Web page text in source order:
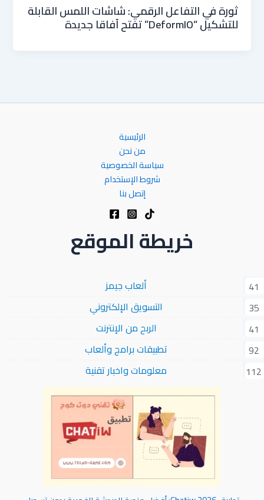
ثورة في التفاعل الرقمي: شاشات اللمس القابلة
للتشكيل “DeformIO” تفتح آفاقا جديدة
الرئيسية
من نحن
سياسة الخصوصية
شروط الإستخدام
إتصل بنا
خريطة الموقع
ألعاب جيمز
41
التسويق الإلكتروني
35
الربح من الإنترنت
41
تطبيقات برامج وألعاب
92
معلومات واخبار تقنية
112